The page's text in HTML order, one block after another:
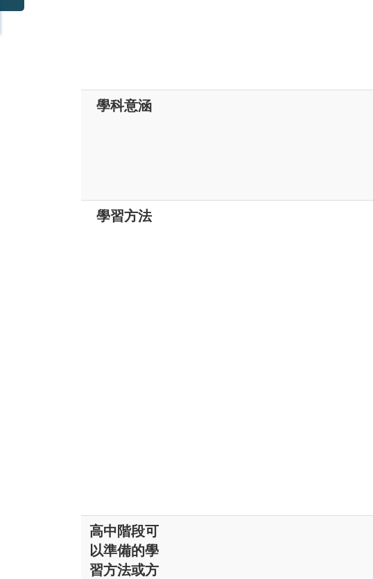
學科意涵
學習方法
高中階段可
以準備的學
習方法或方